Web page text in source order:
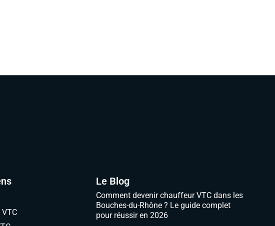
Le Blog
Comment devenir chauffeur VTC dans les
Bouches-du-Rhône ? Le guide complet
pour réussir en 2026